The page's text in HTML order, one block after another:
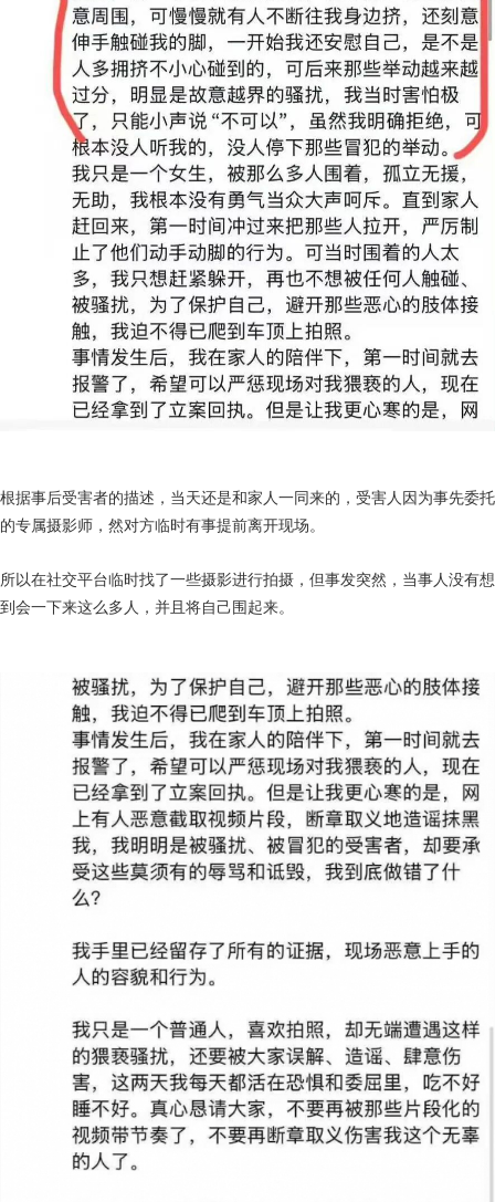
根据事后受害者的描述，当天还是和家人一同来的，受害人因为事先委托
的专属摄影师， 然对方临时有事提前离开现场。
所以在社交平台临时找了一些摄影进行拍摄，但事发突然，当事人没有想
到会一下来这么多人，并且将自己围起来。